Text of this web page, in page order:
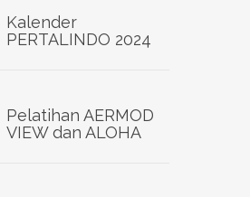
Kalender
PERTALINDO 2024
Pelatihan AERMOD
VIEW dan ALOHA